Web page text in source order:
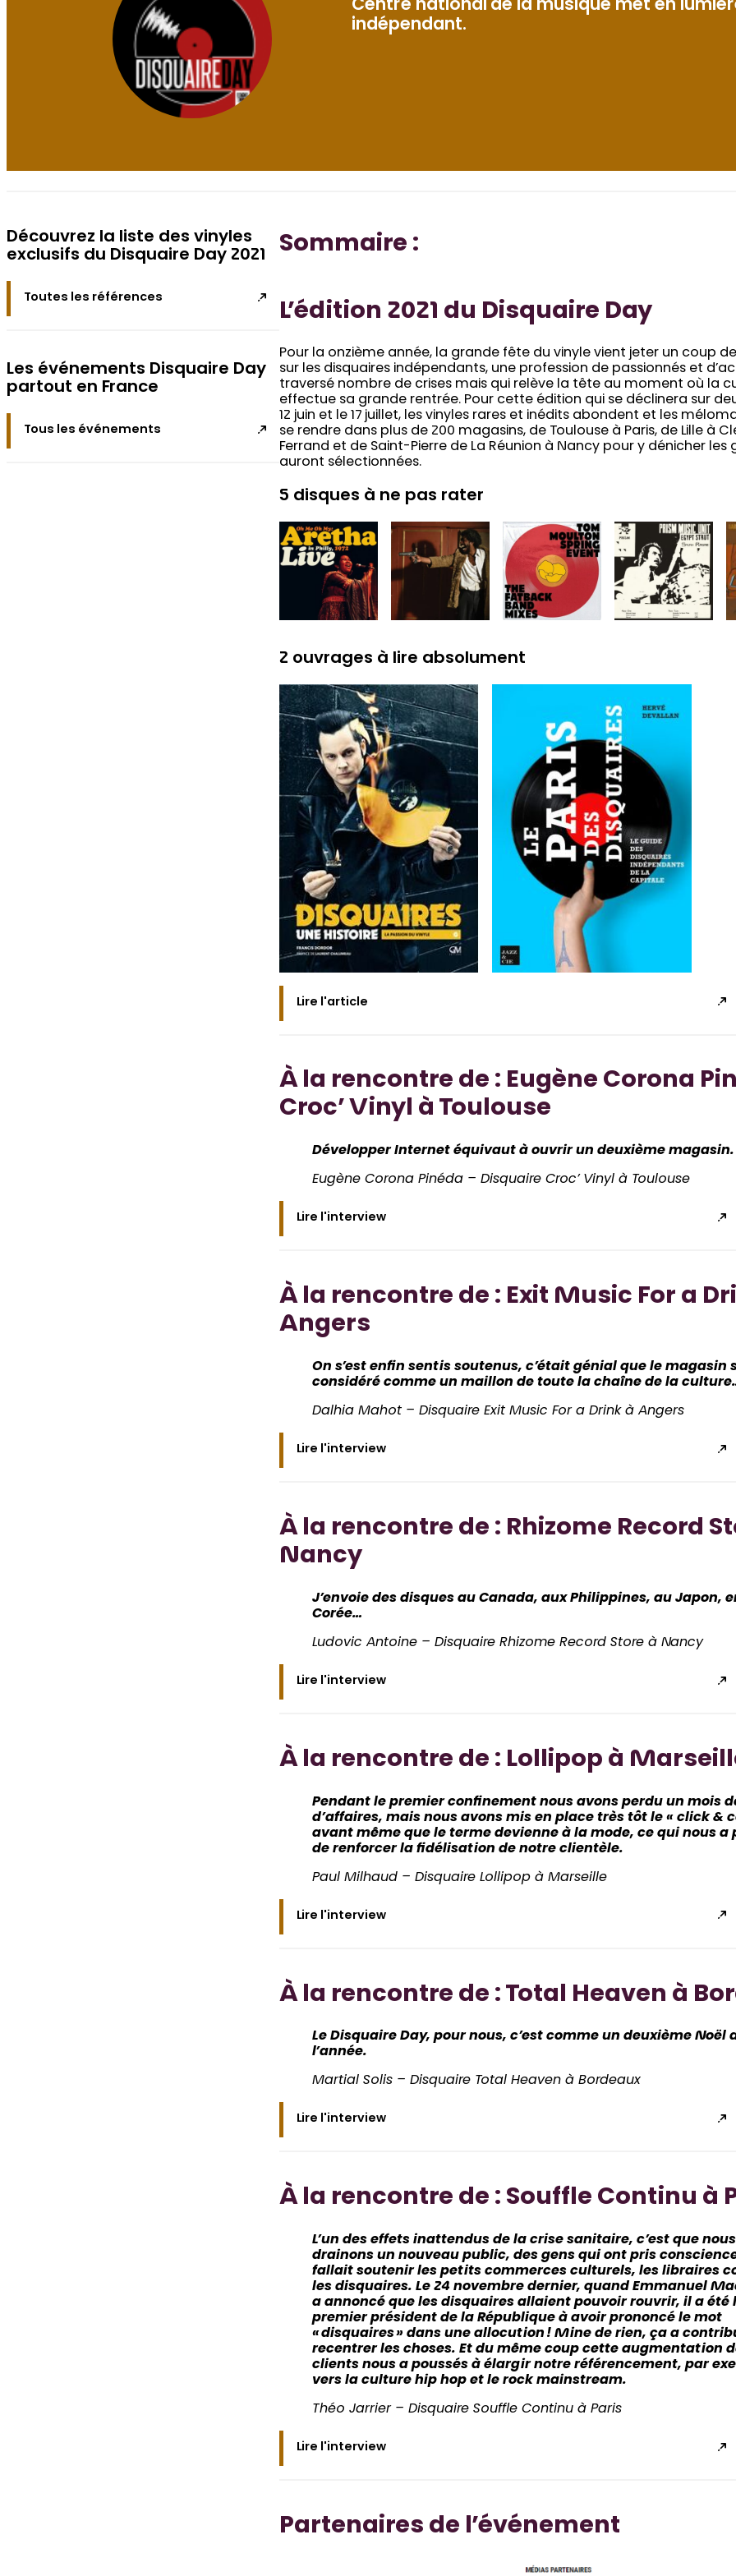
Centre national de la musique met en
indépendant.
Découvrez la liste des vinyles
exclusifs du Disquaire Day 2021
Toutes les références
Les événements Disquaire Day
partout en France
Tous les événements
Sommaire :
L’édition 2021 du Disquaire Day
Pour la onzième année, la grande fête du vinyle vient jeter un coup
sur les disquaires indépendants, une profession de passionnés et
traversé nombre de crises mais qui relève la tête au moment où la
effectue sa grande rentrée. Pour cette édition qui se déclinera sur
12 juin et le 17 juillet, les vinyles rares et inédits abondent et les
se rendre dans plus de 200 magasins, de Toulouse à Paris, de Lille à
Ferrand et de Saint-Pierre de La Réunion à Nancy pour y dénicher les
auront sélectionnées.
5 disques à ne pas rater
2 ouvrages à lire absolument
Lire l'article
À la rencontre de : Eugène Corona
Croc’ Vinyl à Toulouse
Développer Internet équivaut à ouvrir un deuxième magasin.
Eugène Corona Pinéda – Disquaire Croc’ Vinyl à Toulouse
Lire l'interview
À la rencontre de : Exit Music For a
Angers
On s’est enfin sentis soutenus, c’était génial que le magasin
considéré comme un maillon de toute la chaîne de la
Dalhia Mahot – Disquaire Exit Music For a Drink à Angers
Lire l'interview
À la rencontre de : Rhizome Record
Nancy
J’envoie des disques au Canada, aux Philippines, au Japon,
Corée…
Ludovic Antoine – Disquaire Rhizome Record Store à Nancy
Lire l'interview
À la rencontre de : Lollipop à
Pendant le premier confinement nous avons perdu un mois
d’affaires, mais nous avons mis en place très tôt le « click &
avant même que le terme devienne à la mode, ce qui nous a
de renforcer la fidélisation de notre clientèle.
Paul Milhaud – Disquaire Lollipop à Marseille
Lire l'interview
À la rencontre de : Total Heaven à
Le Disquaire Day, pour nous, c’est comme un deuxième Noël
l’année.
Martial Solis – Disquaire Total Heaven à Bordeaux
Lire l'interview
À la rencontre de : Souffle Continu à
L’un des effets inattendus de la crise sanitaire, c’est que nous
drainons un nouveau public, des gens qui ont pris
fallait soutenir les petits commerces culturels, les libraires
les disquaires. Le 24 novembre dernier, quand Emmanuel
a annoncé que les disquaires allaient pouvoir rouvrir, il a été
premier président de la République à avoir prononcé le mot
« disquaires » dans une allocution ! Mine de rien, ça a
recentrer les choses. Et du même coup cette augmentation
clients nous a poussés à élargir notre référencement, par
vers la culture hip hop et le rock mainstream.
Théo Jarrier – Disquaire Souffle Continu à Paris
Lire l'interview
Partenaires de l’événement